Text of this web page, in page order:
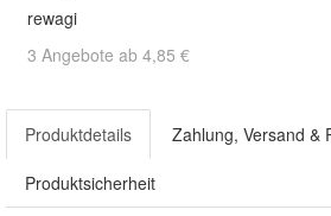
rewagi
3 Angebote ab 4,85 €
Produktdetails Zahlung, Versand &
Produktsicherheit